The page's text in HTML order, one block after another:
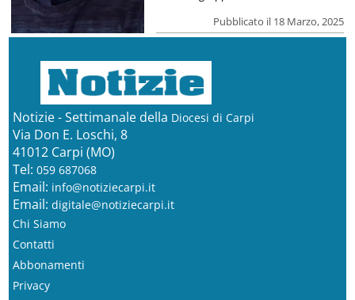
Pubblicato il 18 Marzo, 2025
Notizie - Settimanale della Diocesi di Carpi
Via Don E. Loschi, 8
41012 Carpi (MO)
Tel: 059 687068
Email: info@notiziecarpi.it
Email: digitale@notiziecarpi.it
Chi Siamo
Contatti
Abbonamenti
Privacy